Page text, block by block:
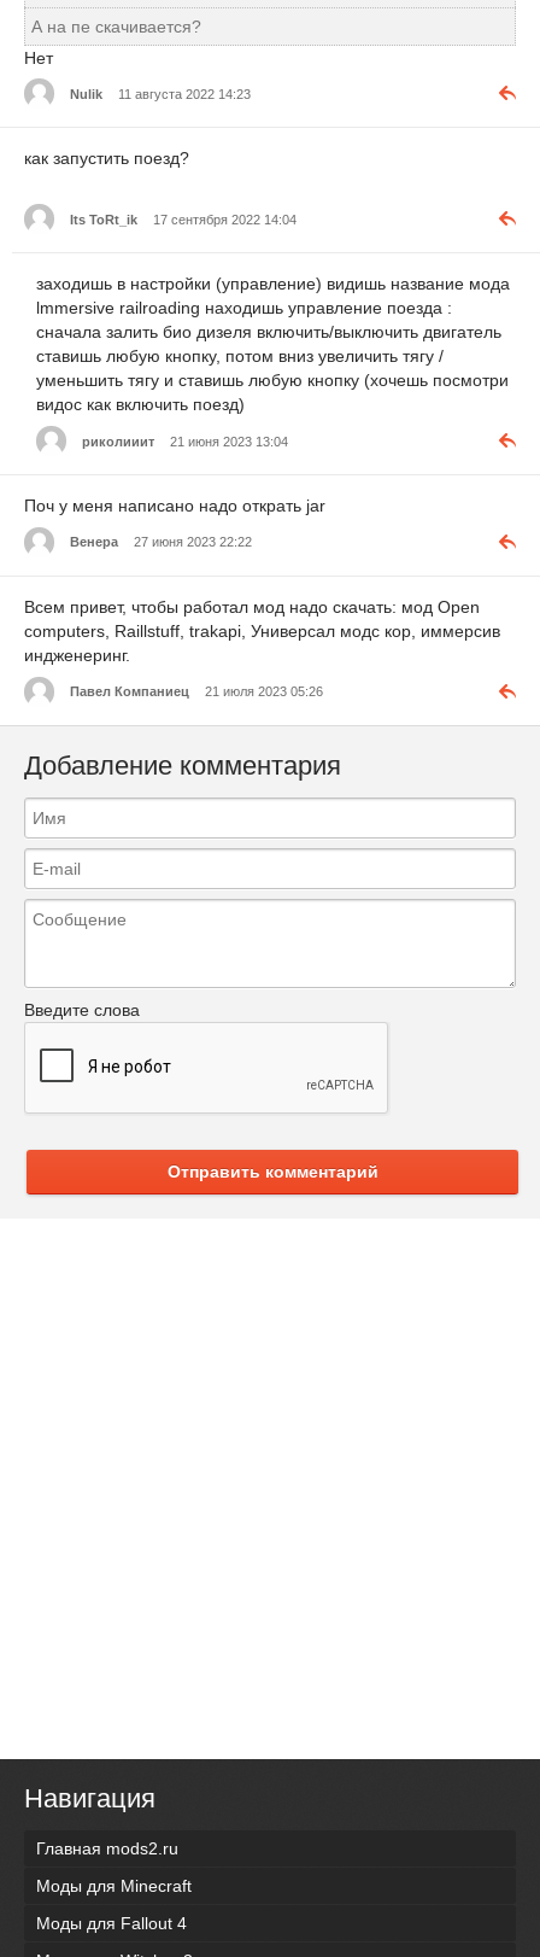
А на пе скачивается?
Нет
Nulik 11 августа 2022 14:23
как запустить поезд?
Its ToRt_ik 17 сентября 2022 14:04
заходишь в настройки (управление) видишь название мода
lmmersive railroading находишь управление поезда :
сначала залить био дизеля включить/выключить двигатель
ставишь любую кнопку, потом вниз увеличить тягу /
уменьшить тягу и ставишь любую кнопку (хочешь посмотри
видос как включить поезд)
риколииит 21 июня 2023 13:04
Поч у меня написано надо открать jar
Венера 27 июня 2023 22:22
Всем привет, чтобы работал мод надо скачать: мод Open
computers, Raillstuff, trakapi, Универсал модс кор, иммерсив
индженеринг.
Павел Компаниец 21 июля 2023 05:26
Добавление комментария
Введите слова
Отправить комментарий
Навигация
Главная mods2.ru
Моды для Minecraft
Моды для Fallout 4